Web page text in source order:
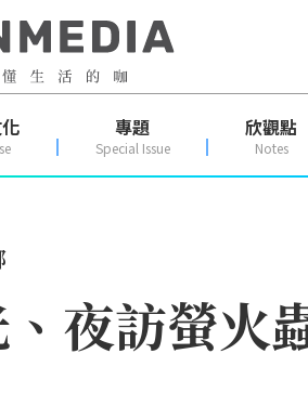
專題
Special Issue
欣觀點
Notes
夜訪螢火